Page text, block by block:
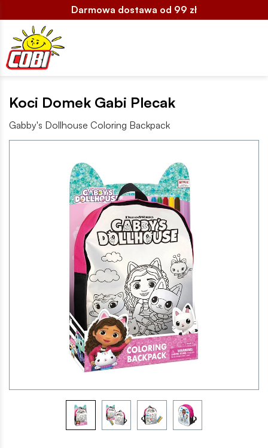
Darmowa dostawa od 99 zł
Koci Domek Gabi Plecak
Gabby's Dollhouse Coloring Backpack